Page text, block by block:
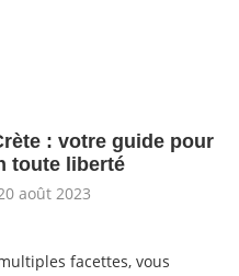
: votre guide pour
toute liberté
août 2023
facettes, vous